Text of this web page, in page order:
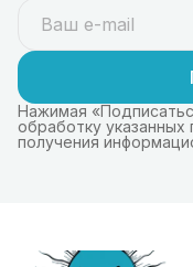
Нажимая
обработку
получения